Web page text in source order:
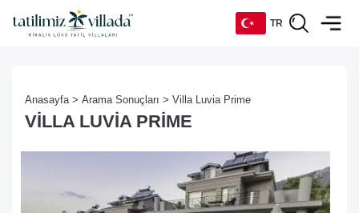
TR
RU
Anasayfa > Arama Sonuçları > Villa Luvia Prime
VILLA LUVIA PRIME